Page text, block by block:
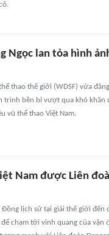
Ngọc lan tỏa hình
thao thế giới (WDSF) vừa
trình bền bỉ vượt qua khó
vũ thể thao Việt Nam.
Nam được Liên
lịch sử tại giải thế giới
chạm tới vinh quang của vận